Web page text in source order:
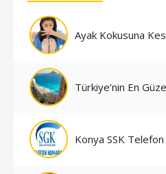
Ayak Kokusuna
Türkiye’nin En
Konya SSK Telefon